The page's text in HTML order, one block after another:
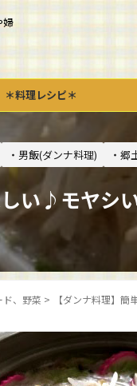
婦
＊料理レシピ＊
・男飯(ダンナ料理) ・郷
い♪モヤシ
ド、野菜 > 【ダンナ料理】